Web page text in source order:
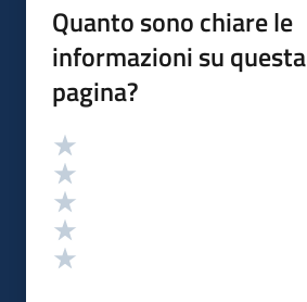
Quanto sono chiare le
informazioni su questa
pagina?
Valutazione